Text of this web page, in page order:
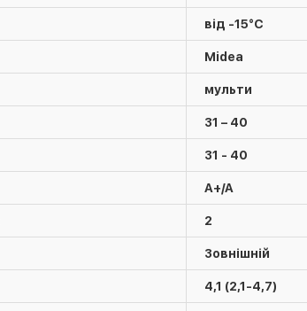
від -15°C
Midea
мульти
31 – 40
31 - 40
A+/A
2
Зовнішній
4,1 (2,1-4,7)